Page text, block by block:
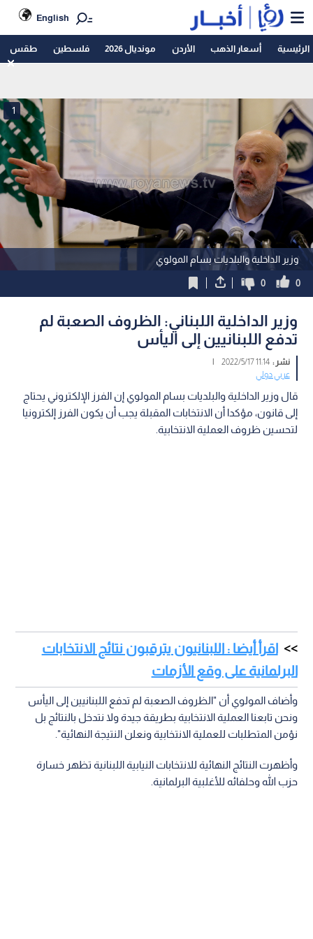
English
الرئيسية أسعار الذهب الأردن مونديال 2026 فلسطين طقس
وزير الداخلية والبلديات بسام المولوي
1
0
0
وزير الداخلية اللبناني: الظروف الصعبة لم
تدفع اللبنانيين إلى اليأس
نشر :11:14 2022/5/17
|
عربي دولي
قال وزير الداخلية والبلديات بسام المولوي إن الفرز الإلكتروني يحتاج
إلى قانون، مؤكدا أن الانتخابات المقبلة يجب أن يكون الفرز إلكترونيا
لتحسين ظروف العملية الانتخابية.
اقرأ أيضا : اللبنانيون يترقبون نتائج الانتخابات
البرلمانية على وقع الأزمات
وأضاف المولوي أن "الظروف الصعبة لم تدفع اللبنانيين إلى اليأس
ونحن تابعنا العملية الانتخابية بطريقة جيدة ولا نتدخل بالنتائج بل
نؤمن المتطلبات للعملية الانتخابية ونعلن النتيجة النهائية".
وأظهرت النتائج النهائية للانتخابات النيابية اللبنانية تظهر خسارة
حزب الله وحلفائه للأغلبية البرلمانية.